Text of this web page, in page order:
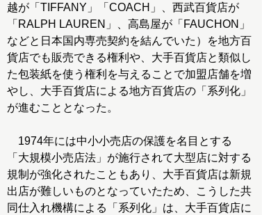
越が「TIFFANY」「COACH」、西武百貨店が
「RALPH LAUREN」、高島屋が「FAUCHON」
などと日本国内専売契約を結んでいた）を地方百
貨店でも販売できる権利や、大手百貨店と類似し
た包装紙を使う権利を与えることで加盟店舗を増
やし、大手百貨店による地方百貨店の「系列化」
が進むこととなった。
1974年には中小小売店の保護を名目とする
「大規模小売店法」が施行されて大型店に対する
規制が強化されたこともあり、大手百貨店は新規
出店が難しいものとなっていたため、こうした共
同仕入れ機構による「系列化」は、大手百貨店に